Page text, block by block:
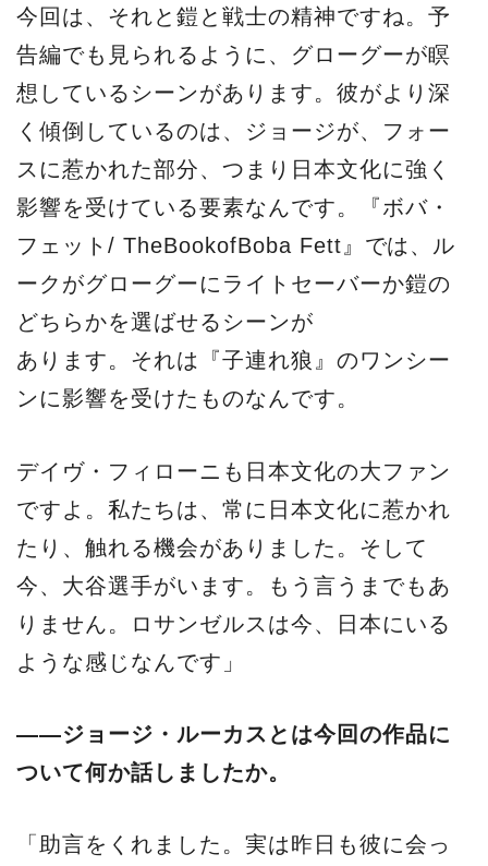
今回は、それと鎧と戦士の精神ですね。予
告編でも見られるように、グローグーが瞑
想しているシーンがあります。彼がより深
く傾倒しているのは、ジョージが、フォー
スに惹かれた部分、つまり日本文化に強く
影響を受けている要素なんです。『ボバ・
フェット/ TheBookofBoba Fett』では、ル
ークがグローグーにライトセーバーか鎧の
どちらかを選ばせるシーンが
あります。それは『子連れ狼』のワンシー
ンに影響を受けたものなんです。
デイヴ・フィローニも日本文化の大ファン
ですよ。私たちは、常に日本文化に惹かれ
たり、触れる機会がありました。そして
今、大谷選手がいます。もう言うまでもあ
りません。ロサンゼルスは今、日本にいる
ような感じなんです」
——ジョージ・ルーカスとは今回の作品に
ついて何か話しましたか。
「助言をくれました。実は昨日も彼に会っ